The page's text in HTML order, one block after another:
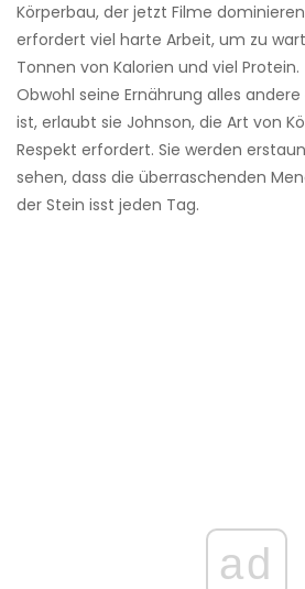
Körperbau, der jetzt Filme
erfordert viel harte Arbeit, um zu
Tonnen von Kalorien und viel Protein.
Obwohl seine Ernährung alles
ist, erlaubt sie Johnson, die Art von
Respekt erfordert. Sie werden
sehen, dass die überraschenden
der Stein isst jeden Tag.
ad